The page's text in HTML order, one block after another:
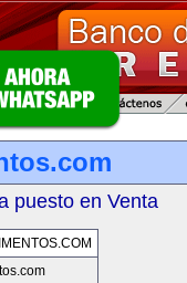
puesto en Venta